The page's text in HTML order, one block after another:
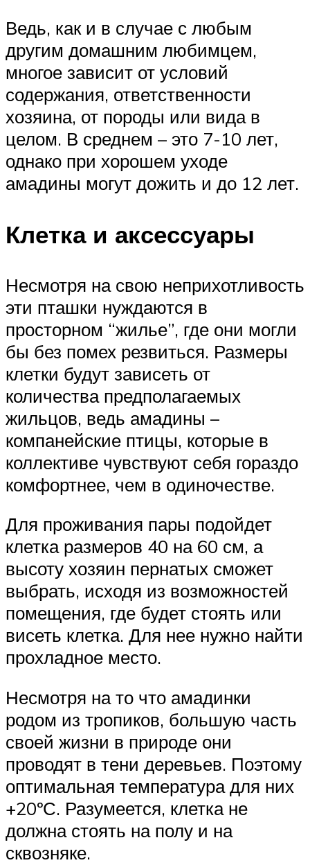
Ведь, как и в случае с любым
другим домашним любимцем,
многое зависит от условий
содержания, ответственности
хозяина, от породы или вида в
целом. В среднем – это 7-10 лет,
однако при хорошем уходе
амадины могут дожить и до 12 лет.
Клетка и аксессуары
Несмотря на свою неприхотливость
эти пташки нуждаются в
просторном “жилье”, где они могли
бы без помех резвиться. Размеры
клетки будут зависеть от
количества предполагаемых
жильцов, ведь амадины –
компанейские птицы, которые в
коллективе чувствуют себя гораздо
комфортнее, чем в одиночестве.
Для проживания пары подойдет
клетка размеров 40 на 60 см, а
высоту хозяин пернатых сможет
выбрать, исходя из возможностей
помещения, где будет стоять или
висеть клетка. Для нее нужно найти
прохладное место.
Несмотря на то что амадинки
родом из тропиков, большую часть
своей жизни в природе они
проводят в тени деревьев. Поэтому
оптимальная температура для них
+20ºС. Разумеется, клетка не
должна стоять на полу и на
сквозняке.